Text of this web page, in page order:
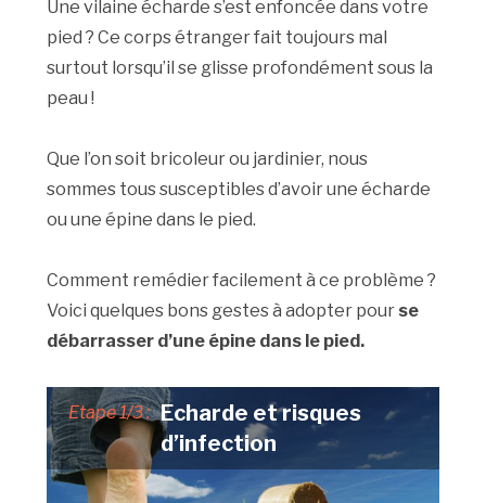
Une vilaine écharde s’est enfoncée dans votre
pied ? Ce corps étranger fait toujours mal
surtout lorsqu’il se glisse profondément sous la
peau !
Que l’on soit bricoleur ou jardinier, nous
sommes tous susceptibles d’avoir une écharde
ou une épine dans le pied.
Comment remédier facilement à ce problème ?
Voici quelques bons gestes à adopter pour se
débarrasser d’une épine dans le pied.
Etape 1/3 : Echarde et risques
d’infection